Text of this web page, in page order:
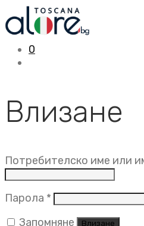
0
Влизане
Потребителско име или
Парола * Задължително
Запомняне
Влизане